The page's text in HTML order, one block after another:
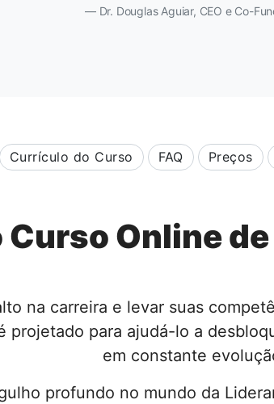
Dr. Douglas Aguiar, CEO e Co-
Currículo do Curso FAQ Preços
Curso Online
na carreira e levar suas
projetado para ajudá-lo a
em constante
profundo no mundo da